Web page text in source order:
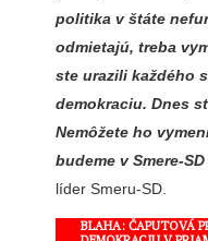
politika v štáte
odmietajú, treba
ste urazili každého
demokraciu. Dnes
Nemôžete ho
budeme v Smere-
líder Smeru-SD.
BLAHA: ČAPUTOVÁ